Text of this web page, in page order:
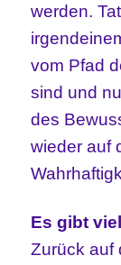
werden.
vom Pfad
sind und
des
wieder auf
Es gibt
Zurück auf